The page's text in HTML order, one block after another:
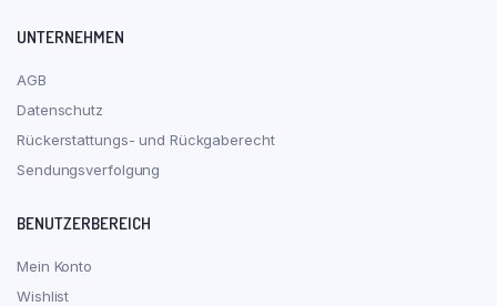
UNTERNEHMEN
AGB
Datenschutz
Rückerstattungs- und Rückgaberecht
Sendungsverfolgung
BENUTZERBEREICH
Mein Konto
Wishlist